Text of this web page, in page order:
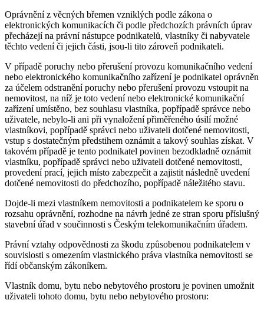
Oprávnění z věcných břemen vzniklých podle zákona o
elektronických komunikacích či podle předchozích právních úprav
přecházejí na právní nástupce podnikatelů, vlastníky či nabyvatele
těchto vedení či jejich části, jsou-li tito zároveň podnikateli.
V případě poruchy nebo přerušení provozu komunikačního vedení
nebo elektronického komunikačního zařízení je podnikatel oprávněn
za účelem odstranění poruchy nebo přerušení provozu vstoupit na
nemovitost, na níž je toto vedení nebo elektronické komunikační
zařízení umístěno, bez souhlasu vlastníka, popřípadě správce nebo
uživatele, nebylo-li ani při vynaložení přiměřeného úsilí možné
vlastníkovi, popřípadě správci nebo uživateli dotčené nemovitosti,
vstup s dostatečným předstihem oznámit a takový souhlas získat. V
takovém případě je tento podnikatel povinen bezodkladně oznámit
vlastníku, popřípadě správci nebo uživateli dotčené nemovitosti,
provedení prací, jejich místo zabezpečit a zajistit následně uvedení
dotčené nemovitosti do předchozího, popřípadě náležitého stavu.
Dojde-li mezi vlastníkem nemovitosti a podnikatelem ke sporu o
rozsahu oprávnění, rozhodne na návrh jedné ze stran sporu příslušný
stavební úřad v součinnosti s Českým telekomunikačním úřadem.
Právní vztahy odpovědnosti za škodu způsobenou podnikatelem v
souvislosti s omezením vlastnického práva vlastníka nemovitosti se
řídí občanským zákoníkem.
Vlastník domu, bytu nebo nebytového prostoru je povinen umožnit
uživateli tohoto domu, bytu nebo nebytového prostoru: